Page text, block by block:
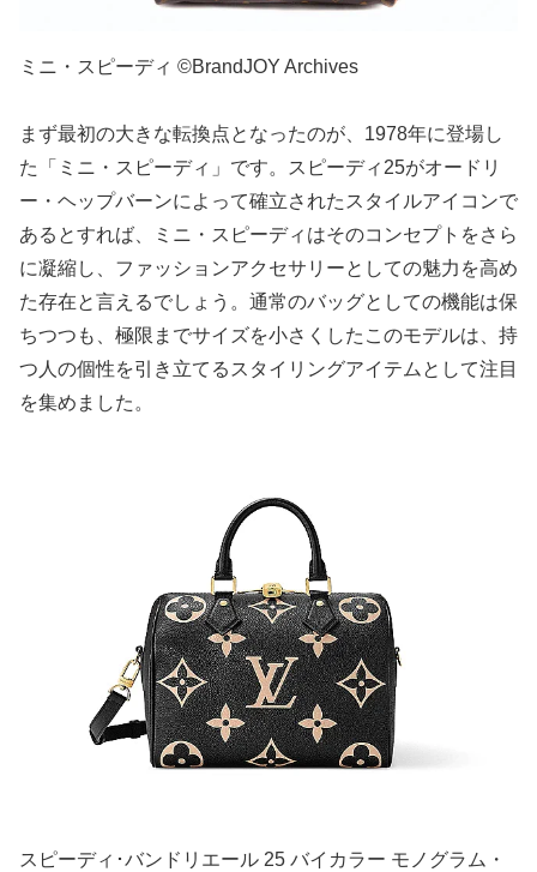
ミニ・スピーディ ©BrandJOY Archives
まず最初の大きな転換点となったのが、1978年に登場し
た「ミニ・スピーディ」です。スピーディ25がオードリ
ー・ヘップバーンによって確立されたスタイルアイコンで
あるとすれば、ミニ・スピーディはそのコンセプトをさら
に凝縮し、ファッションアクセサリーとしての魅力を高め
た存在と言えるでしょう。通常のバッグとしての機能は保
ちつつも、極限までサイズを小さくしたこのモデルは、持
つ人の個性を引き立てるスタイリングアイテムとして注目
を集めました。
スピーディ･バンドリエール 25 バイカラー モノグラム・